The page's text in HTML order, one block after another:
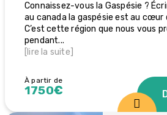
Connaissez-vous la Gaspésie ?
au canada la gaspésie est au cœur
C’est cette région que nous vous
pendant...
[lire la suite]
À partir de
1750€